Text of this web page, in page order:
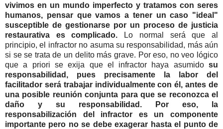
vivimos en un mundo imperfecto y tratamos con seres
humanos, pensar que vamos a tener un caso "ideal"
susceptible de gestionarse por un proceso de justicia
restaurativa es complicado. Lo normal será que al
principio, el infractor no asuma su responsabilidad, más aún
si se se trata de un delito más grave. Por eso, no veo lógico
que a priori se exija que el infractor haya asumido su
responsabilidad, pues precisamente la labor del
facilitador será trabajar individualmente con él, antes de
una posible reunión conjunta para que se reconozca el
daño y su responsabilidad. Por eso, la
responsabilización del infractor es un componente
importante pero no se debe exagerar hasta el punto de